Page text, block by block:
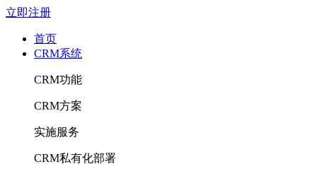
立即注册
首页
CRM系统
CRM功能
CRM方案
实施服务
CRM私有化部署